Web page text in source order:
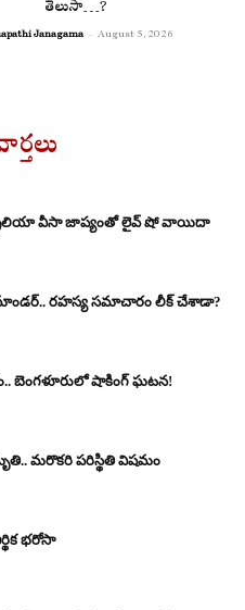
తెలుసా…?
Janagama - August 5, 2026
వీసా జాప్యంతో లైవ్ షో వాయిదా
రహస్య సమాచారం లీక్ చేశాడా?
బెంగళూరులో షాకింగ్ ఘటన!
మరొకరి పరిస్థితి విషమం
భరోసా